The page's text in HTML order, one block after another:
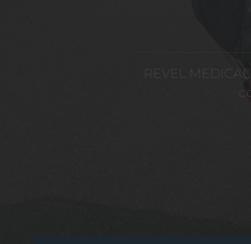
REVEL